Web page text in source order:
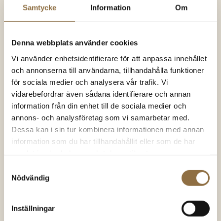
Samtycke Information Om
Denna webbplats använder cookies
Vi använder enhetsidentifierare för att anpassa innehållet
och annonserna till användarna, tillhandahålla funktioner
för sociala medier och analysera vår trafik. Vi
vidarebefordrar även sådana identifierare och annan
information från din enhet till de sociala medier och
annons- och analysföretag som vi samarbetar med.
Dessa kan i sin tur kombinera informationen med annan
information som du har tillhandahållit eller som de har
Nödvändig
Inställningar
Andra besökare tittade på dessa
produkter
SNART I
LAGER IGEN
Hel Svartpeppar
Tellicherry
Betygsatt
63.00kr(100 gram)
SNART I
LAGER IGEN
Kryddburk 110 ml
(Styck)